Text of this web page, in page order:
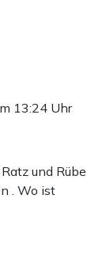
13:24 Uhr
und Rübe
. Wo ist